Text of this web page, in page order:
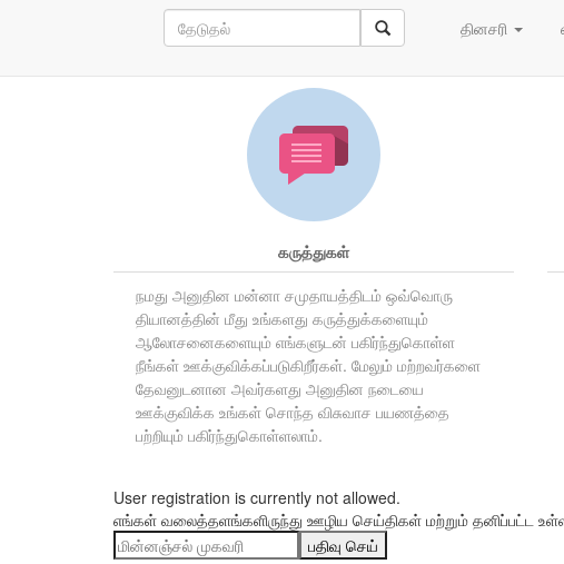
தினசரி
நமது அனுதின
கருத்துகள்
நமது அனுதின மன்னா சமுதாயத்திடம் ஒவ்வொரு
தியானத்தின் மீது உங்களது கருத்துக்களையும்
ஆலோசனைகளையும் எங்களுடன் பகிர்ந்துகொள்ள
நீங்கள் ஊக்குவிக்கப்படுகிறீர்கள். மேலும் மற்றவர்களை
தேவனுடனான அவர்களது அனுதின நடையை
ஊக்குவிக்க உங்கள் சொந்த விசுவாச பயணத்தை
பற்றியும் பகிர்ந்துகொள்ளலாம்.
User registration is currently not allowed.
எங்கள் வலைத்தளங்களிருந்து ஊழிய செய்திகள் மற்றும் தனிப்பட்ட
பதிவு செய்